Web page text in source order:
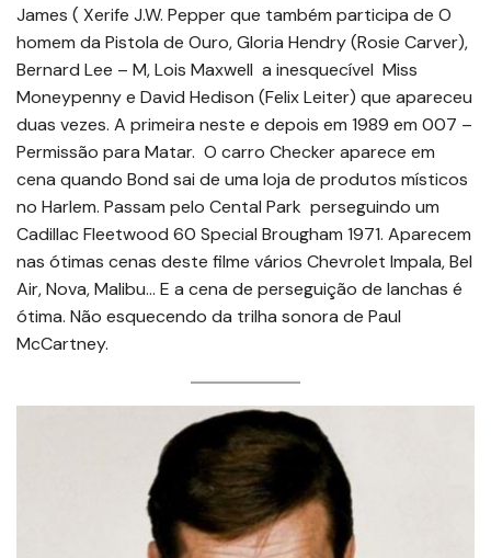
James ( Xerife J.W. Pepper que também participa de O
homem da Pistola de Ouro, Gloria Hendry (Rosie Carver),
Bernard Lee – M, Lois Maxwell a inesquecível Miss
Moneypenny e David Hedison (Felix Leiter) que apareceu
duas vezes. A primeira neste e depois em 1989 em 007 –
Permissão para Matar. O carro Checker aparece em
cena quando Bond sai de uma loja de produtos místicos
no Harlem. Passam pelo Cental Park perseguindo um
Cadillac Fleetwood 60 Special Brougham 1971. Aparecem
nas ótimas cenas deste filme vários Chevrolet Impala, Bel
Air, Nova, Malibu… E a cena de perseguição de lanchas é
ótima. Não esquecendo da trilha sonora de Paul
McCartney.